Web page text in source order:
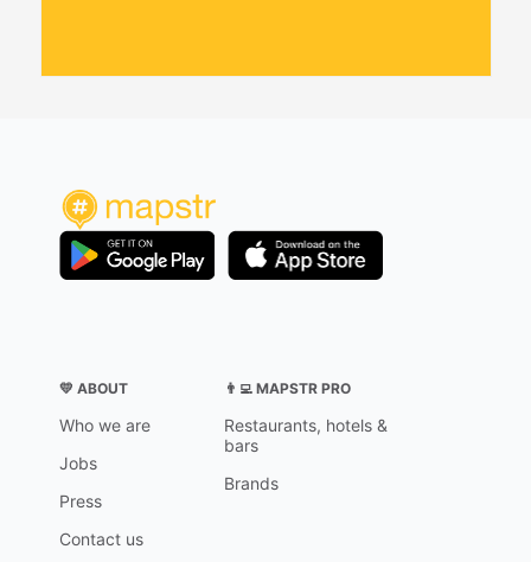
💛 ABOUT
Who we are
Jobs
Press
Contact us
👨‍💻 MAPSTR PRO
Restaurants, hotels &
bars
Brands